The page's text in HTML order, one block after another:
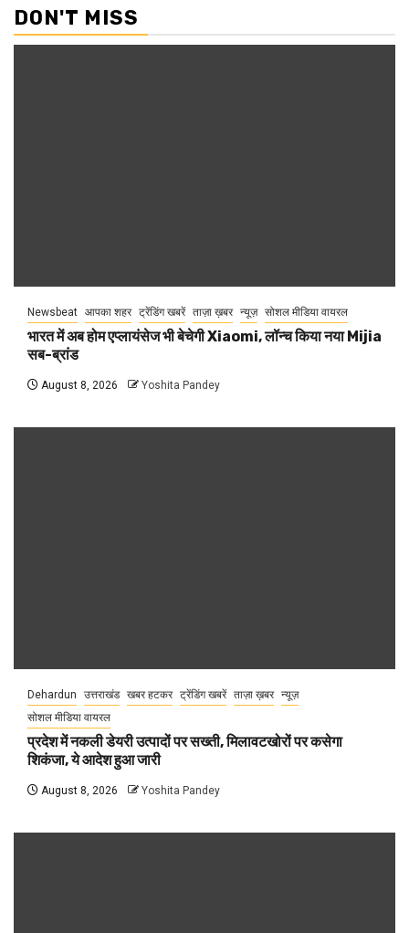
DON'T MISS
Newsbeat आपका शहर ट्रेंडिंग खबरें ताज़ा ख़बर न्यूज़ सोशल मीडिया वायरल
भारत में अब होम एप्लायंसेज भी बेचेगी Xiaomi, लॉन्च किया नया Mijia
सब-ब्रांड
August 8, 2026 Yoshita Pandey
Dehardun उत्तराखंड खबर हटकर ट्रेंडिंग खबरें ताज़ा ख़बर न्यूज़
सोशल मीडिया वायरल
प्रदेश में नकली डेयरी उत्पादों पर सख्ती, मिलावटखोरों पर कसेगा
शिकंजा, ये आदेश हुआ जारी
August 8, 2026 Yoshita Pandey